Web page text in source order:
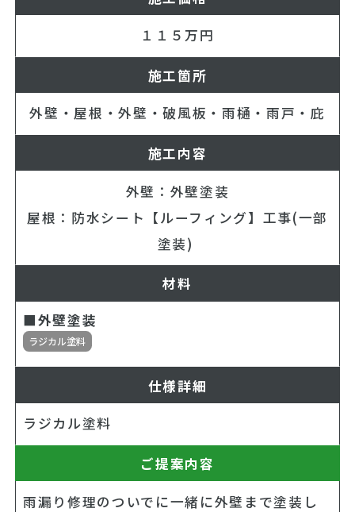
１１５万円
施工箇所
外壁・屋根・外壁・破風板・雨樋・雨戸・庇
施工内容
外壁：外壁塗装
屋根：防水シート【ルーフィング】工事(一部
塗装)
材料
■外壁塗装
ラジカル塗料
仕様詳細
ラジカル塗料
ご提案内容
雨漏り修理のついでに一緒に外壁まで塗装し